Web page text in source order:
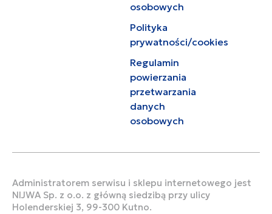
osobowych
Polityka
prywatności/cookies
Regulamin
powierzania
przetwarzania
danych
osobowych
Administratorem serwisu i sklepu internetowego jest
NIJWA Sp. z o.o. z główną siedzibą przy ulicy
Holenderskiej 3, 99-300 Kutno.